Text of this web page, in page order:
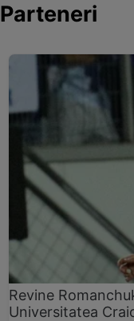
Parteneri
Revine
Universitatea